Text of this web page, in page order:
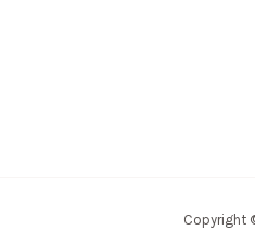
Copyright